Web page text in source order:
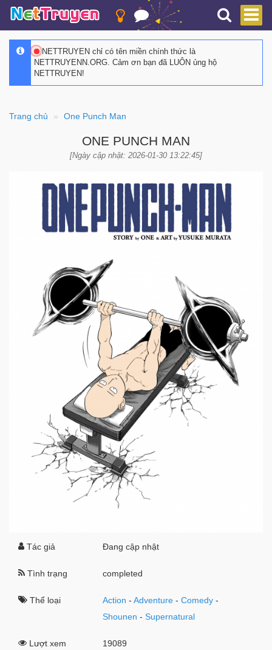
NETTRUYEN chỉ có tên miền chính thức là
NETTRUYENN.ORG. Cảm ơn bạn đã LUÔN ủng hộ
NETTRUYEN!
Trang chủ One Punch Man
ONE PUNCH MAN
[Ngày cập nhật: 2026-01-30 13:22:45]
Tác giả Đang cập nhật
Tình trạng completed
Thể loại Action -Adventure -Comedy -
Shounen -Supernatural
Lượt xem 19089